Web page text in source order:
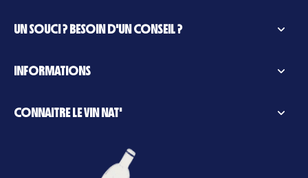
UN SOUCI ? BESOIN D'UN CONSEIL ?
INFORMATIONS
CONNAITRE LE VIN NAT'